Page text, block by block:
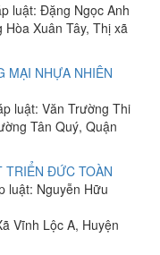
luật: Đặng Ngọc Anh
Xuân Tây, Thị xã
MẠI NHỰA NHIÊN
luật: Văn Trường Thi
Tân Quý, Quận
TRIỂN ĐỨC TOÀN
luật: Nguyễn Hữu
Vĩnh Lộc A, Huyện